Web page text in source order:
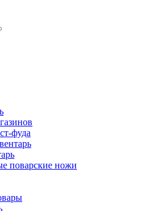
фуда
поварские ножи